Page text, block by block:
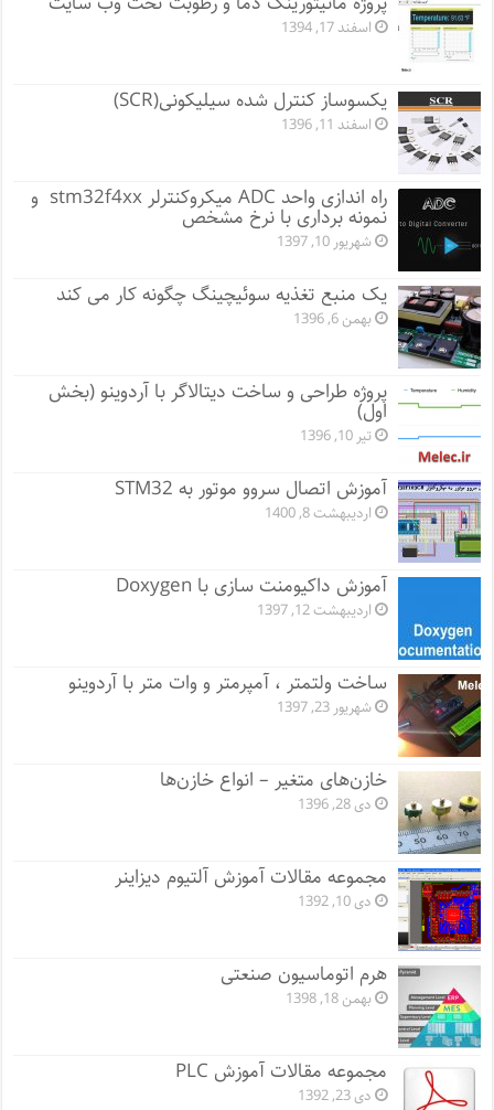
اسفند 17, 1394
یکسوساز کنترل شده سیلیکونی(SCR)
اسفند 11, 1396
راه اندازی واحد ADC میکروکنترلر stm32f4xx و
نمونه برداری با نرخ مشخص
شهریور 10, 1397
یک منبع تغذیه سوئیچینگ چگونه کار می کند
بهمن 6, 1396
پروژه طراحی و ساخت دیتالاگر با آردوینو (بخش
اول)
تیر 10, 1396
آموزش اتصال سروو موتور به STM32
اردیبهشت 8, 1400
آموزش داکیومنت سازی با Doxygen
اردیبهشت 12, 1397
ساخت ولتمتر ، آمپرمتر و وات متر با آردوینو
شهریور 23, 1397
خازن‌های متغیر – انواع خازن‌ها
دی 28, 1396
مجموعه مقالات آموزش آلتیوم دیزاینر
دی 10, 1392
هرم اتوماسیون صنعتی
بهمن 18, 1398
مجموعه مقالات آموزش PLC
دی 23, 1392